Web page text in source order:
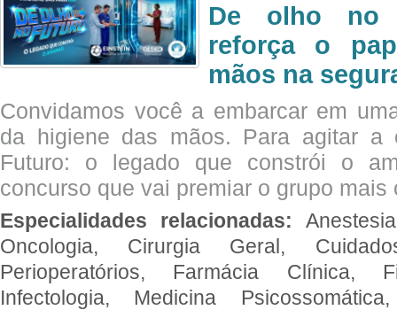
De olho no
reforça o
mãos na
Convidamos você a embarcar em
da higiene das mãos. Para agitar a
Futuro: o legado que constrói o
concurso que vai premiar o grupo mais
Especialidades relacionadas:
Oncologia, Cirurgia Geral,
Perioperatórios, Farmácia Clínica,
Infectologia, Medicina